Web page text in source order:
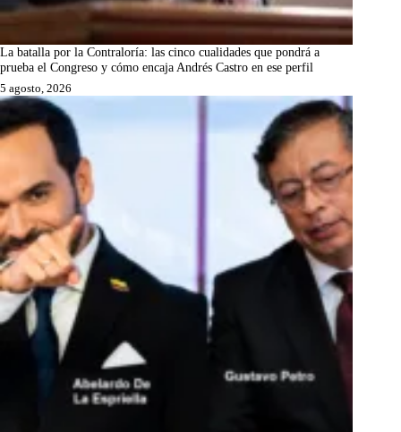
La batalla por la Contraloría: las cinco cualidades que pondrá a
prueba el Congreso y cómo encaja Andrés Castro en ese perfil
5 agosto, 2026